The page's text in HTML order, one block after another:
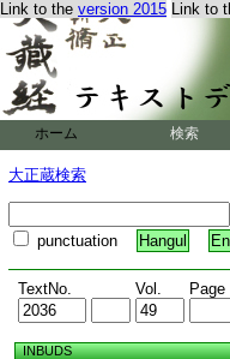
Link to the version 2015 Link to
ホーム 検索
大正蔵検索
punctuation Hangul
TextNo. Vol. Page
INBUDS